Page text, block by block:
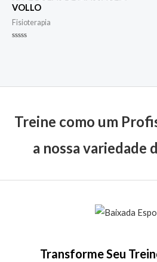
VOLLO
Fisioterapia
Treine como um
a nossa variedade
Transforme Seu